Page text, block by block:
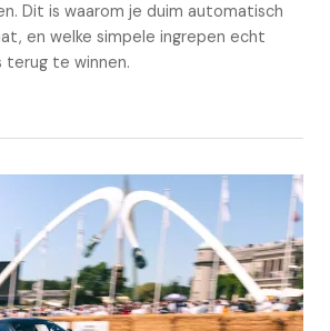
Dit is waarom je duim automatisch
en welke simpele ingrepen echt
terug te winnen.